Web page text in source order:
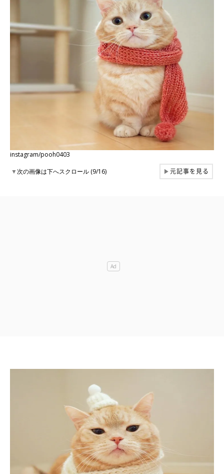
instagram/pooh0403
▼次の画像は下へスクロール (9/16) ▶元記事を見る